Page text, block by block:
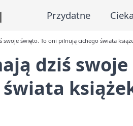
Przydatne
swoje święto. To oni pilnują cichego świata
dziś swoje